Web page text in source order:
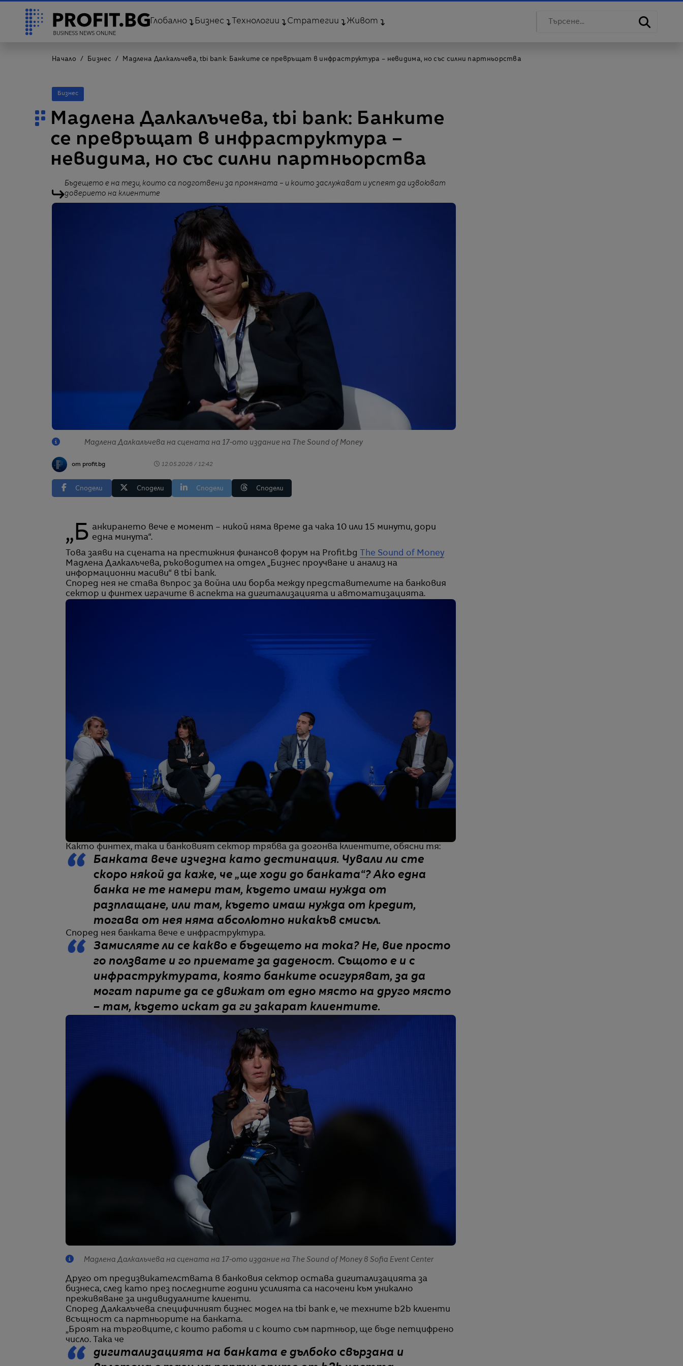
Глобално Бизнес Технологии Стратегии Живот
Начало Бизнес Мадлена Далкалъчева, tbi bank: Банките се превръщат в инфраструктура – невидима, но със силни партньорства
Бизнес
Мадлена Далкалъчева, tbi bank: Банките
се превръщат в инфраструктура –
невидима, но със силни партньорства
Бъдещето е на тези, които са подготвени за промяната – и които заслужават и успеят да извоюват
доверието на клиентите
Мадлена Далкалъчева на сцената на 17-ото издание на The Sound of Money
от profit.bg 12.05.2026 / 12:42
Сподели Сподели Сподели Сподели
„Банкирането вече е момент – никой няма време да чака 10 или 15 минути, дори една минута“.
Това заяви на сцената на престижния финансов форум на Profit.bg
The Sound of Money
Мадлена Далкалъчева, ръководител на отдел „Бизнес проучване и анализ на
информационни масиви“ в tbi bank.
Според нея не става въпрос за война или борба между представителите на банковия
сектор и финтех играчите в аспекта на дигитализацията и автоматизацията.
Както финтех, така и банковият сектор трябва да догонва клиентите, обясни тя:
Банката вече изчезна като дестинация. Чували ли сте
скоро някой да каже, че „ще ходи до банката“? Ако една
банка не те намери там, където имаш нужда от
разплащане, или там, където имаш нужда от кредит,
тогава от нея няма абсолютно никакъв смисъл.
Според нея банката вече е инфраструктура.
Замисляте ли се какво е бъдещето на тока? Не, вие просто
го ползвате и го приемате за даденост. Същото е и с
инфраструктурата, която банките осигуряват, за да
могат парите да се движат от едно място на друго място
– там, където искат да ги закарат клиентите.
Мадлена Далкалъчева на сцената на 17-ото издание на The Sound of Money в Sofia Event Center
Друго от предизвикателствата в банковия сектор остава дигитализацията за
бизнеса, след като през последните години усилията са насочени към уникално
преживяване за индивидуалните клиенти.
Според Далкалъчева специфичният бизнес модел на tbi bank е, че техните b2b клиенти
всъщност са партньорите на банката.
„Броят на търговците, с които работя и с които съм партньор, ще бъде петцифрено
число. Така че
дигитализацията на банката е дълбоко свързана и